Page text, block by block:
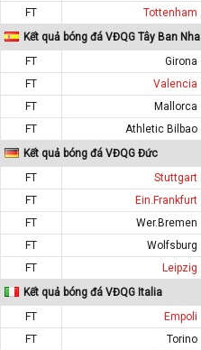
FT
Tottenham
Kết quả bóng đá VĐQG Tây Ban Nha
FT
Girona
FT
Valencia
FT
Mallorca
FT
Athletic Bilbao
Kết quả bóng đá VĐQG Đức
FT
Stuttgart
FT
Ein.Frankfurt
FT
Wer.Bremen
FT
Wolfsburg
FT
Leipzig
Kết quả bóng đá VĐQG Italia
FT
Empoli
FT
Torino